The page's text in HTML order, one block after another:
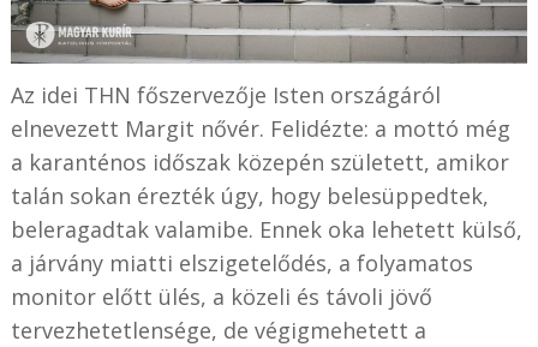
Az idei THN főszervezője Isten országáról
elnevezett Margit nővér. Felidézte: a mottó még
a karanténos időszak közepén született, amikor
talán sokan érezték úgy, hogy belesüppedtek,
beleragadtak valamibe. Ennek oka lehetett külső,
a járvány miatti elszigetelődés, a folyamatos
monitor előtt ülés, a közeli és távoli jövő
tervezhetetlensége, de végigmehetett a